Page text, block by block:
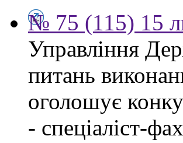
№ 75 (115) 15
Управління
питань
оголошує
- спеціаліст-